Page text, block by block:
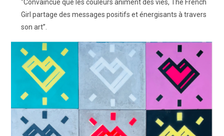
“Convaincue que les couleurs animent des vies, The French
Girlpartage des messages positifs et énergisants à travers
son art”.